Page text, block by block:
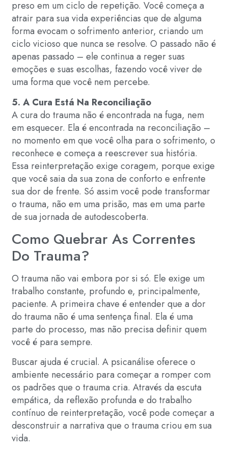
preso em um ciclo de repetição. Você começa a
atrair para sua vida experiências que de alguma
forma evocam o sofrimento anterior, criando um
ciclo vicioso que nunca se resolve. O passado não é
apenas passado – ele continua a reger suas
emoções e suas escolhas, fazendo você viver de
uma forma que você nem percebe.
5. A Cura Está Na Reconciliação
A cura do trauma não é encontrada na fuga, nem
em esquecer. Ela é encontrada na reconciliação –
no momento em que você olha para o sofrimento, o
reconhece e começa a reescrever sua história.
Essa reinterpretação exige coragem, porque exige
que você saia da sua zona de conforto e enfrente
sua dor de frente. Só assim você pode transformar
o trauma, não em uma prisão, mas em uma parte
de sua jornada de autodescoberta.
Como Quebrar As Correntes
Do Trauma?
O trauma não vai embora por si só. Ele exige um
trabalho constante, profundo e, principalmente,
paciente. A primeira chave é entender que a dor
do trauma não é uma sentença final. Ela é uma
parte do processo, mas não precisa definir quem
você é para sempre.
Buscar ajuda é crucial. A psicanálise oferece o
ambiente necessário para começar a romper com
os padrões que o trauma cria. Através da escuta
empática, da reflexão profunda e do trabalho
contínuo de reinterpretação, você pode começar a
desconstruir a narrativa que o trauma criou em sua
vida.